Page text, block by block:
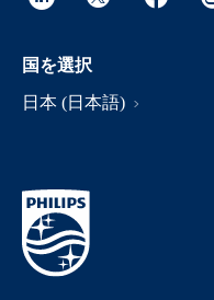
国を選択
日本 (日本語)